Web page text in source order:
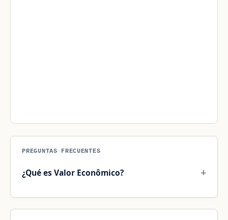
PREGUNTAS FRECUENTES
¿Qué es Valor Econômico?